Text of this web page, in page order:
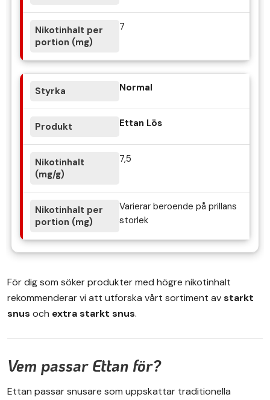
7
Normal
Ettan Lös
7,5
Varierar beroende på prillans
storlek
För dig som söker produkter med högre nikotinhalt
rekommenderar vi att utforska vårt sortiment avstarkt
snus och extra starkt snus.
Vem passar Ettan för?
Ettan passar snusare som uppskattar traditionella